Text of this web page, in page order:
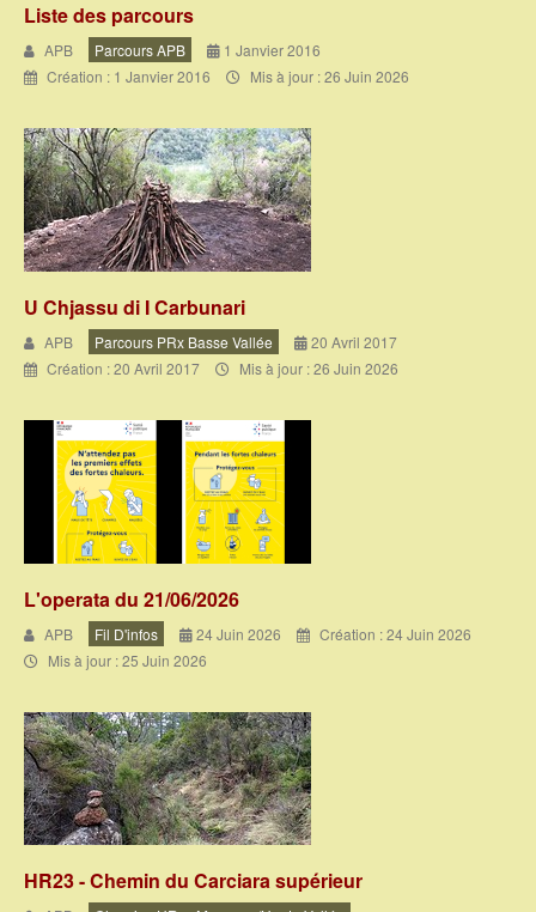
Liste des parcours
APB Parcours APB
1 Janvier 2016
Création : 1 Janvier 2016
Mis à jour : 26 Juin 2026
U Chjassu di I Carbunari
APB Parcours PRx Basse Vallée
20 Avril 2017
Création : 20 Avril 2017
Mis à jour : 26 Juin 2026
L'operata du 21/06/2026
APB Fil D'infos 24 Juin 2026
Création : 24 Juin 2026
Mis à jour : 25 Juin 2026
HR23 - Chemin du Carciara supérieur